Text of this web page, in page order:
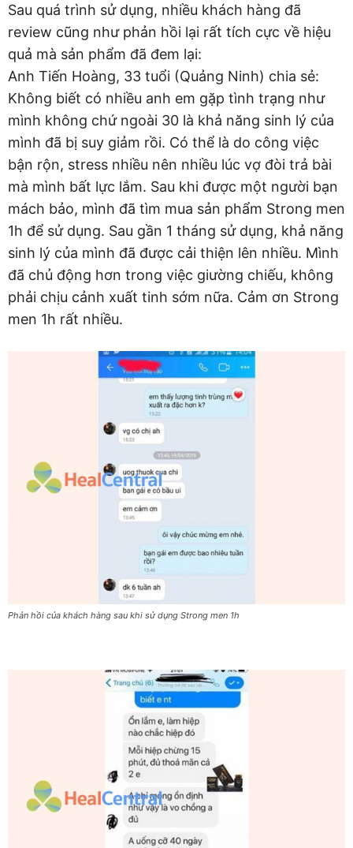
Sau quá trình sử dụng, nhiều khách hàng đã
review cũng như phản hồi lại rất tích cực về hiệu
quả mà sản phẩm đã đem lại:
Anh Tiến Hoàng, 33 tuổi (Quảng Ninh) chia sẻ:
Không biết có nhiều anh em gặp tình trạng như
mình không chứ ngoài 30 là khả năng sinh lý của
mình đã bị suy giảm rồi. Có thể là do công việc
bận rộn, stress nhiều nên nhiều lúc vợ đòi trả bài
mà mình bất lực lắm. Sau khi được một người bạn
mách bảo, mình đã tìm mua sản phẩm Strong men
1h để sử dụng. Sau gần 1 tháng sử dụng, khả năng
sinh lý của mình đã được cải thiện lên nhiều. Mình
đã chủ động hơn trong việc giường chiếu, không
phải chịu cảnh xuất tinh sớm nữa. Cảm ơn Strong
men 1h rất nhiều.
Phản hồi của khách hàng sau khi sử dụng Strong men 1h